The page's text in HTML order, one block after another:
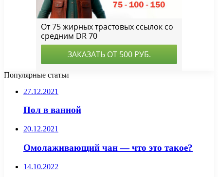
Популярные статьи
27.12.2021
Пол в ванной
20.12.2021
Омолаживающий чан — что это такое?
14.10.2022